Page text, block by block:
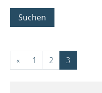
Suchen
« 1 2 3